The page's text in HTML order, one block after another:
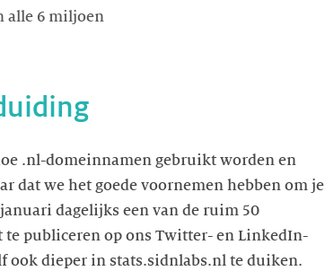
alle 6 miljoen
.nl-domeinnamen gebruikt worden en
dat we het goede voornemen hebben om je
dagelijks een van de ruim 50
publiceren op ons Twitter- en LinkedIn-
ook dieper in stats.sidnlabs.nl te duiken.